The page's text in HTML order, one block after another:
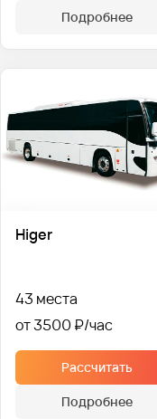
Подробнее
Higer
43 места
от 3500 ₽
Рассчитать
Подробнее